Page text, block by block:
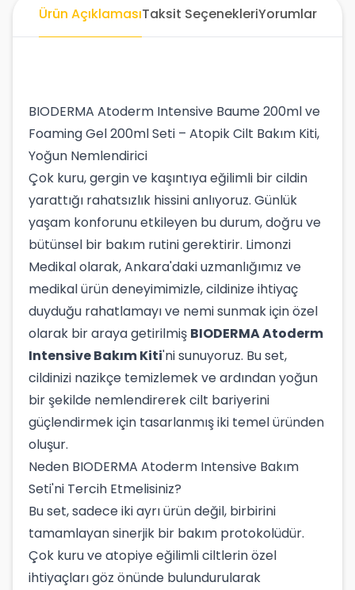
Ürün AçıklamasıTaksit SeçenekleriYorumlar
BIODERMA Atoderm Intensive Baume 200ml ve
Foaming Gel 200ml Seti – Atopik Cilt Bakım Kiti,
Yoğun Nemlendirici
Çok kuru, gergin ve kaşıntıya eğilimli bir cildin
yarattığı rahatsızlık hissini anlıyoruz. Günlük
yaşam konforunu etkileyen bu durum, doğru ve
bütünsel bir bakım rutini gerektirir. Limonzi
Medikal olarak, Ankara'daki uzmanlığımız ve
medikal ürün deneyimimizle, cildinize ihtiyaç
duyduğu rahatlamayı ve nemi sunmak için özel
olarak bir araya getirilmiş BIODERMA Atoderm
Intensive Bakım Kiti'ni sunuyoruz. Bu set,
cildinizi nazikçe temizlemek ve ardından yoğun
bir şekilde nemlendirerek cilt bariyerini
güçlendirmek için tasarlanmış iki temel üründen
oluşur.
Neden BIODERMA Atoderm Intensive Bakım
Seti'ni Tercih Etmelisiniz?
Bu set, sadece iki ayrı ürün değil, birbirini
tamamlayan sinerjik bir bakım protokolüdür.
Çok kuru ve atopiye eğilimli ciltlerin özel
ihtiyaçları göz önünde bulundurularak